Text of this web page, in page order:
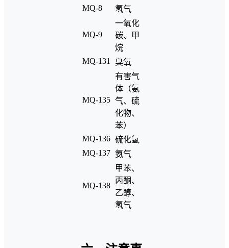
MQ-8
氢气
MQ-9
一氧化
碳、甲
烷
MQ-131
臭氧
MQ-135
有害气
体（氨
气、硫
化物、
苯）
MQ-136 硫化氢
MQ-137 氨气
MQ-138
甲苯、
丙酮、
乙醇、
氢气